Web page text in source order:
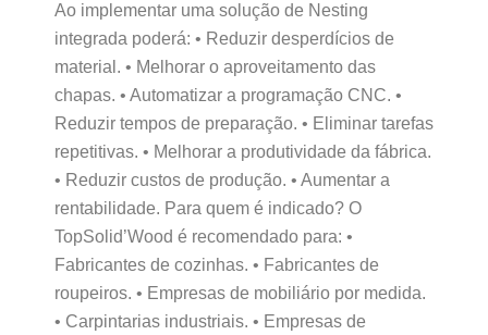
Ao implementar uma solução de Nesting
integrada poderá: • Reduzir desperdícios de
material. • Melhorar o aproveitamento das
chapas. • Automatizar a programação CNC. •
Reduzir tempos de preparação. • Eliminar tarefas
repetitivas. • Melhorar a produtividade da fábrica.
• Reduzir custos de produção. • Aumentar a
rentabilidade. Para quem é indicado? O
TopSolid’Wood é recomendado para: •
Fabricantes de cozinhas. • Fabricantes de
roupeiros. • Empresas de mobiliário por medida.
• Carpintarias industriais. • Empresas de